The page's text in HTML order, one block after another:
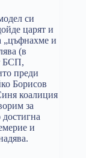
си
царят и
„цъфнахме и
(в
БСП,
преди
Борисов
коалиция
за
и